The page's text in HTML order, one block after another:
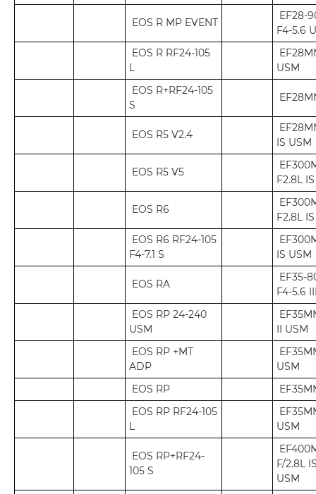
EOS R MP EVENT
EF28-
F4-5.6
EOS R RF24-105
L
USM
EOS R+RF24-105
S
EOS R5 V2.4
IS USM
EOS R5 V5
F2.8L
EOS R6
F2.8L
EOS R6 RF24-105
F4-7.1 S
IS USM
EOS RA
EF35-
F4-5.6
EOS RP 24-240
USM
II USM
EOS RP +MT
ADP
USM
EOS RP
EOS RP RF24-105
L
USM
EOS RP+RF24-
105 S
F/2.8L
USM